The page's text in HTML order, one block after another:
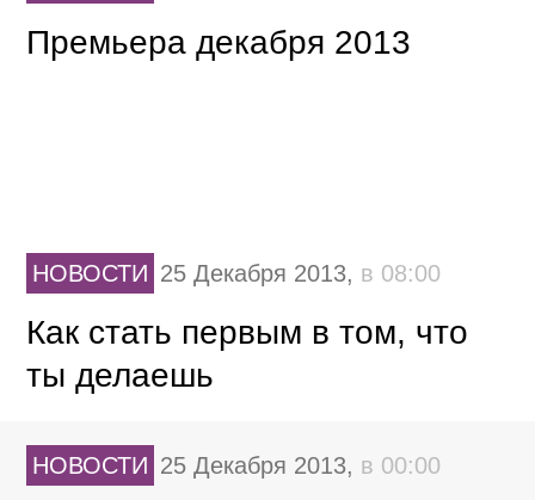
Премьера декабря 2013
НОВОСТИ 25 Декабря 2013,в 08:00
Как стать первым в том, что
ты делаешь
НОВОСТИ 25 Декабря 2013,в 00:00